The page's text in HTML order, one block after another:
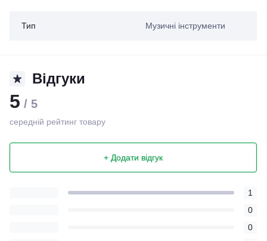
Тип Музичні інструменти
Відгуки
5 / 5
середній рейтинг товару
+ Додати відгук
1
0
0